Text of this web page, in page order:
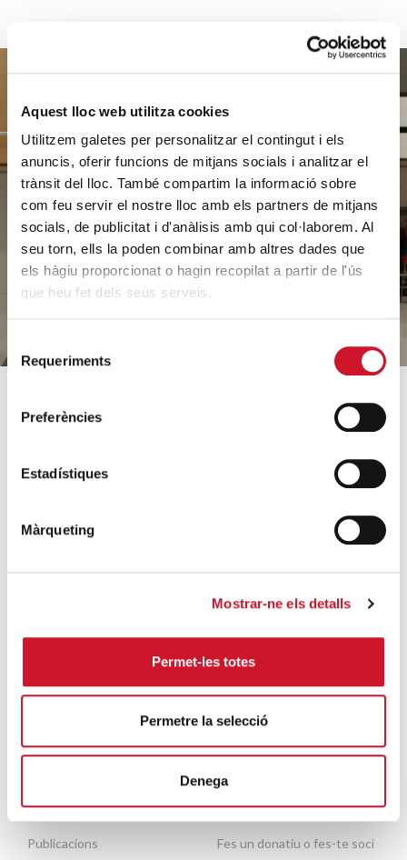
Aquest lloc web utilitza cookies
Utilitzem galetes per personalitzar el contingut i els
anuncis, oferir funcions de mitjans socials i analitzar el
trànsit del lloc. També compartim la informació sobre
com feu servir el nostre lloc amb els partners de mitjans
socials, de publicitat i d'anàlisis amb qui col·laborem. Al
seu torn, ells la poden combinar amb altres dades que
els hàgiu proporcionat o hagin recopilat a partir de l'ús
que heu fet dels seus serveis.
de Requeriments
Preferències
Estadístiques
Màrqueting
Mostrar-ne els detalls
Permet-les totes
Permetre la selecció
Denega
Ajuda'ns
a ajudar
FES UN DONATIU
SOBRE CÀRITAS
Equip
Dades rellevants 2025
Arxiu històric
bàsiques
Mobilitat humana
Persones grans
Necessites ajuda?
ACTUALITAT
Publicacions
COL·LABORA
Fes un donatiu o fes-te soci